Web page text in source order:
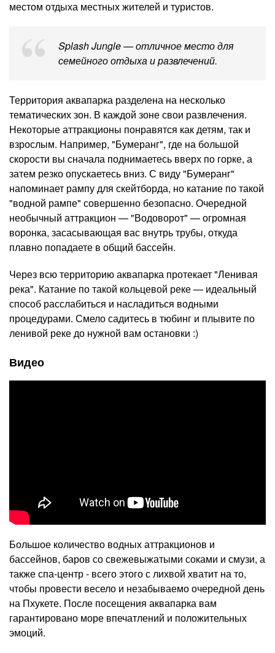
местом отдыха местных жителей и туристов.
Splash Jungle — отличное место для
семейного отдыха и развлечений.
Территория аквапарка разделена на несколько
тематических зон. В каждой зоне свои развлечения.
Некоторые аттракционы понравятся как детям, так и
взрослым. Например, "Бумеранг", где на большой
скорости вы сначала поднимаетесь вверх по горке, а
затем резко опускаетесь вниз. С виду "Бумеранг"
напоминает рампу для скейтборда, но катание по такой
"водной рампе" совершенно безопасно. Очередной
необычный аттракцион — "Водоворот" — огромная
воронка, засасывающая вас внутрь трубы, откуда
плавно попадаете в общий бассейн.
Через всю территорию аквапарка протекает "Ленивая
река". Катание по такой кольцевой реке — идеальный
способ расслабиться и насладиться водными
процедурами. Смело садитесь в тюбинг и плывите по
ленивой реке до нужной вам остановки :)
Видео
Большое количество водных аттракционов и
бассейнов, баров со свежевыжатыми соками и смузи, а
также спа-центр - всего этого с лихвой хватит на то,
чтобы провести весело и незабываемо очередной день
на Пхукете. После посещения аквапарка вам
гарантировано море впечатлений и положительных
эмоций.